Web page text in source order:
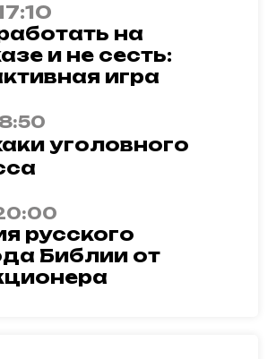
на
и не сесть:
игра
уголовного
русского
Библии от